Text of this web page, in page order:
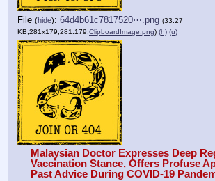
File (hide): 64d4b61c7817520⋯.png (33.27
KB,281x179,281:179,ClipboardImage.png) (h) (u)
Malaysian Doctor Expresses Deep
Vaccination Stance, Offers Profuse
Past Advice During COVID-19